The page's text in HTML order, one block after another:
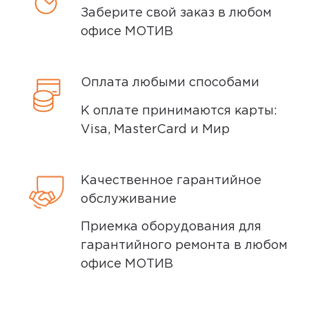
Доставка курьером
следующий день после заказа (если
заказ был оформлен до 15.00). Вы можете
выбрать время доставки и удобный для
вас способ оплаты. Все детали вы
специалистом после оформления
покупки.
Условия доставки
Доставка заказов производится
Заберите свой заказ в любом
офисе МОТИВ
Оплата любыми способами
К оплате принимаются карты:
Visa, MasterCard и Мир
Качественное гарантийное
обслуживание
Приемка оборудования для
гарантийного ремонта в любом
офисе МОТИВ